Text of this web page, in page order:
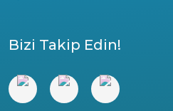
Bizi Takip Edin!